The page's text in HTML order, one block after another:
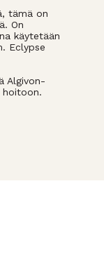
tämä on
On
käytetään
Eclypse
Algivon-
hoitoon.